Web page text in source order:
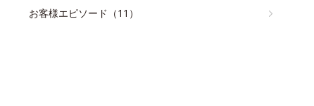
お客様エピソード（11）